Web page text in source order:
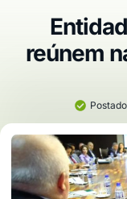
reúnem